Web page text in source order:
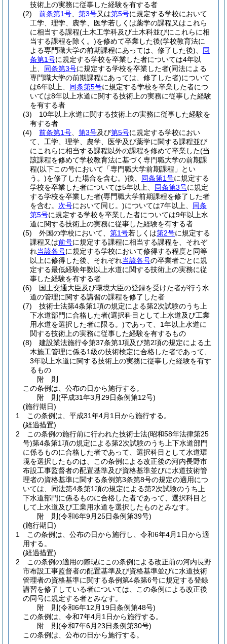
技術上の実務に従事した経験を有する者
(2)
前条第1号 第3号又は第5号に規定する学校において
工学、理学、農学、医学若しくは薬学の課程又はこれら
に相当する課程(土木工学科及び土木科並びにこれらに相
当する課程を除く。)を修めて卒業した後(学校教育法に
よる専門職大学の前期課程にあっては、修了した後)
同
条第1号に規定する学校を卒業した者については4年以
上、 同条第3号に規定する学校を卒業した者(同法による
専門職大学の前期課程にあっては、修了した者)について
は6年以上、 同条第5号に規定する学校を卒業した者につ
いては8年以上水道に関する技術上の実務に従事した経験
を有する者
(3)
10年以上水道に関する技術上の実務に従事した経験を
有する者
(4)
前条第1号 第3号及び第5号に規定する学校におい
て、工学、理学、農学、医学及び薬学に関する課程並び
にこれらに相当する課程以外の課程を修めて卒業した(当
該課程を修めて学校教育法に基づく専門職大学の前期課
程(以下この号において「専門職大学前期課程」とい
う。)を修了した場合を含む。)後、 同条第1号に規定する
学校を卒業した者については5年以上、 同条第3号に規定
する学校を卒業した者(専門職大学前期課程を修了した者
を含む。 次号において同じ。)については7年以上、 同条
第5号に規定する学校を卒業した者については9年以上水
道に関する技術上の実務に従事した経験を有する者
(5)
外国の学校において、 第1号若しくは第2号に規定する
課程又は前号に規定する課程に相当する課程を、それぞ
れ当該各号に規定する学校において修得する程度と同等
以上に修得した後、それぞれ当該各号の卒業者ごとに規
定する最低経験年数以上水道に関する技術上の実務に従
事した経験を有する者
(6)
国土交通大臣及び環境大臣の登録を受けた者が行う水
道の管理に関する講習の課程を修了した者
(7)
技術士法第4条第1項の規定による第2次試験のうち上
下水道部門に合格した者(選択科目として上水道及び工業
用水道を選択した者に限る。)であって、1年以上水道に
関する技術上の実務に従事した経験を有するもの
(8)
建設業法施行令第37条第1項及び第2項の規定による土
木施工管理に係る1級の技術検定に合格した者であって、
3年以上水道に関する技術上の実務に従事した経験を有す
るもの
附 則
この条例は、公布の日から施行する。
附 則(平成31年3月29日条例第12号)
(施行期日)
1
この条例は、平成31年4月1日から施行する。
(経過措置)
2
この条例の施行前に行われた技術士法(昭和58年法律第25
号)第4条第1項の規定による第2次試験のうち上下水道部門
に係るものに合格した者であって、選択科目として水道環
境を選択したものは、この条例による改正後の河内長野市
布設工事監督者の配置基準及び資格基準並びに水道技術管
理者の資格基準に関する条例第3条第8号の規定の適用につ
いては、同法第4条第1項の規定による第2次試験のうち上
下水道部門に係るものに合格した者であって、選択科目と
して上水道及び工業用水道を選択したものとみなす。
附 則(令和6年9月25日条例第39号)
(施行期日)
1
この条例は、公布の日から施行し、令和6年4月1日から適
用する。
(経過措置)
2
この条例の適用の際現にこの条例による改正前の河内長野
市布設工事監督者の配置基準及び資格基準並びに水道技術
管理者の資格基準に関する条例第4条第6号に規定する登録
講習を修了している者については、この条例による改正後
の同号に規定する者とみなす。
附 則(令和6年12月19日条例第48号)
この条例は、令和7年4月1日から施行する。
附 則(令和7年6月23日条例第30号)
この条例は、公布の日から施行する。